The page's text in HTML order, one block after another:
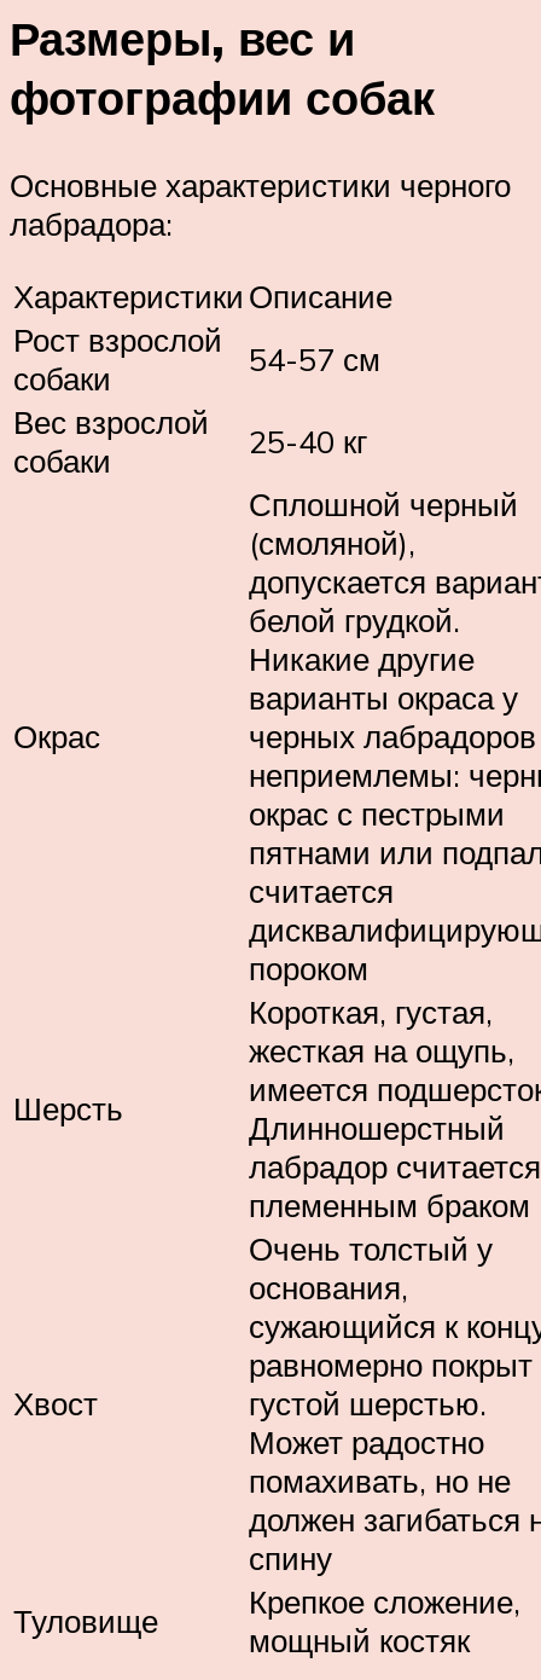
Размеры, вес и
фотографии собак
Основные характеристики черного
лабрадора:
Характеристики Описание
Рост взрослой
собаки
54-57 см
Вес взрослой
собаки
25-40 кг
Окрас
Сплошной черный
(смоляной),
допускается
белой грудкой.
Никакие другие
варианты окраса у
черных лабрадоров
неприемлемы:
окрас с пестрыми
пятнами или
считается
пороком
Шерсть
Короткая, густая,
жесткая на ощупь,
имеется
Длинношерстный
лабрадор считается
племенным браком
Хвост
Очень толстый у
основания,
сужающийся к
равномерно покрыт
густой шерстью.
Может радостно
помахивать, но не
должен загибаться
спину
Туловище
Крепкое сложение,
мощный костяк